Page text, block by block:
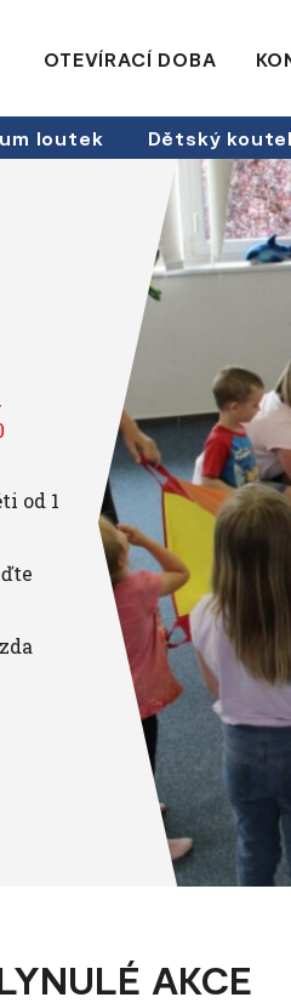
OTEVÍRACÍ DOBA
loutek Dětský
od 1
AKCE